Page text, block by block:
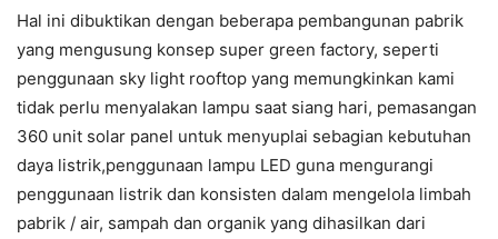
Hal ini dibuktikan dengan beberapa pembangunan pabrik
yang mengusung konsep super green factory, seperti
penggunaan sky light rooftop yang memungkinkan kami
tidak perlu menyalakan lampu saat siang hari, pemasangan
360 unit solar panel untuk menyuplai sebagian kebutuhan
daya listrik,penggunaan lampu LED guna mengurangi
penggunaan listrik dan konsisten dalam mengelola limbah
pabrik / air, sampah dan organik yang dihasilkan dari